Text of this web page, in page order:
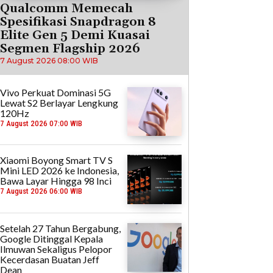
Qualcomm Memecah
Spesifikasi Snapdragon 8
Elite Gen 5 Demi Kuasai
Segmen Flagship 2026
7 August 2026 08:00 WIB
Vivo Perkuat Dominasi 5G
Lewat S2 Berlayar Lengkung
120Hz
7 August 2026 07:00 WIB
Xiaomi Boyong Smart TV S
Mini LED 2026 ke Indonesia,
Bawa Layar Hingga 98 Inci
7 August 2026 06:00 WIB
Setelah 27 Tahun Bergabung,
Google Ditinggal Kepala
Ilmuwan Sekaligus Pelopor
Kecerdasan Buatan Jeff
Dean